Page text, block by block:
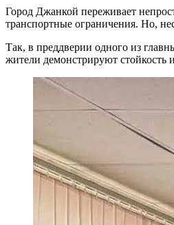
Город Джанкой переживает
транспортные ограничения. Но,
Так, в преддверии одного из
жители демонстрируют стойкость